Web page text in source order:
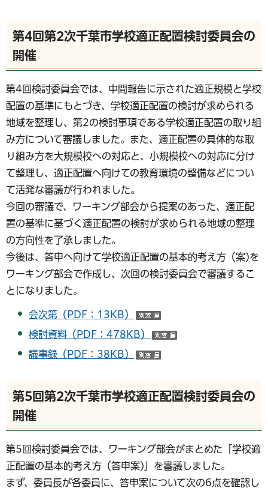
第4回第2次千葉市学校適正配置検討委員会の
開催
第4回検討委員会では、中間報告に示された適正規模と学校
配置の基準にもとづき、学校適正配置の検討が求められる
地域を整理し、第2の検討事項である学校適正配置の取り組
み方について審議しました。また、適正配置の具体的な取
り組み方を大規模校への対応と、小規模校への対応に分け
て整理し、適正配置へ向けての教育環境の整備などについ
て活発な審議が行われました。
今回の審議で、ワーキング部会から提案のあった、適正配
置の基準に基づく適正配置の検討が求められる地域の整理
の方向性を了承しました。
今後は、答申へ向けて学校適正配置の基本的考え方（案)を
ワーキング部会で作成し、次回の検討委員会で審議するこ
とになりました。
会次第（PDF：13KB）
検討資料（PDF：478KB）
議事録（PDF：38KB）
第5回第2次千葉市学校適正配置検討委員会の
開催
第5回検討委員会では、ワーキング部会がまとめた「学校適
正配置の基本的考え方（答申案)」を審議しました。
まず、委員長が各委員に、答申案について次の6点を確認し